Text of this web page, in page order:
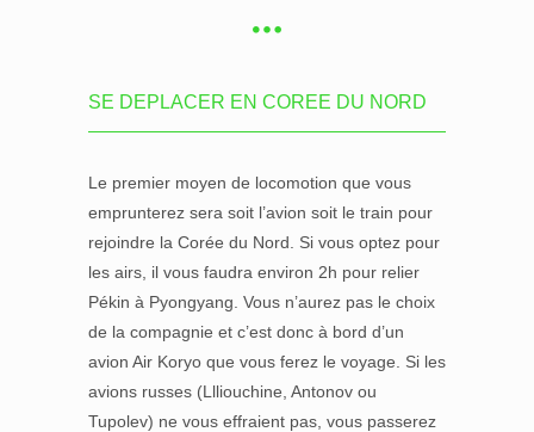
SE DEPLACER EN COREE DU NORD
Le premier moyen de locomotion que vous
emprunterez sera soit l’avion soit le train pour
rejoindre la Corée du Nord. Si vous optez pour
les airs, il vous faudra environ 2h pour relier
Pékin à Pyongyang. Vous n’aurez pas le choix
de la compagnie et c’est donc à bord d’un
avion Air Koryo que vous ferez le voyage. Si les
avions russes (Llliouchine, Antonov ou
Tupolev) ne vous effraient pas, vous passerez